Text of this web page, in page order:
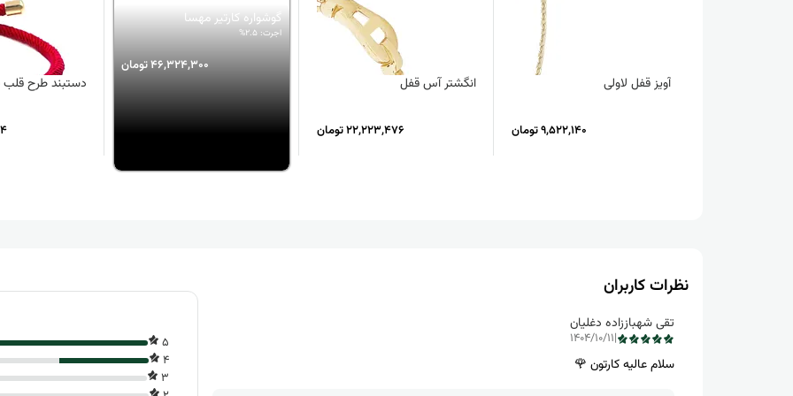
آویز قفل لاولی
9,522,140 تومان
انگشتر آس قفل
22,223,476 تومان
گوشواره کارتیر مهسا
اجرت: 2.5%
46,324,300 تومان
دستبند طرح قلب
نظرات کاربران
تقی شهباززاده دغلیان
|
1404/10/11
سلام عالیه کارتون 🌹
5
4
3